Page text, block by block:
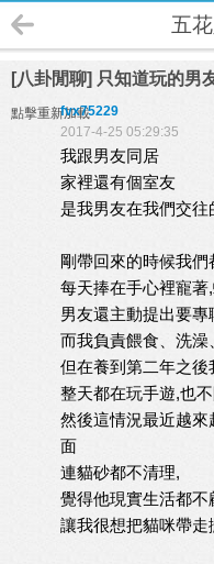
五
[八卦閒聊] 只知道玩的男
點擊重新加載fvx75229
2017-4-25 05:29:35
我跟男友同居
家裡還有個室友
是我男友在我們交
剛帶回來的時候我們
每天捧在手心裡寵
男友還主動提出要
而我負責餵食、洗
但在養到第二年之後
整天都在玩手遊,也
然後這情況最近越
面
連貓砂都不清理,
覺得他現實生活都
讓我很想把貓咪帶走